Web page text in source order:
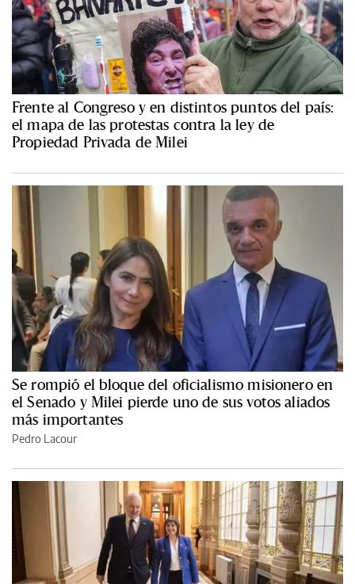
Frente al Congreso y en distintos puntos del país:
el mapa de las protestas contra la ley de
Propiedad Privada de Milei
Se rompió el bloque del oficialismo misionero en
el Senado y Milei pierde uno de sus votos aliados
más importantes
Pedro Lacour